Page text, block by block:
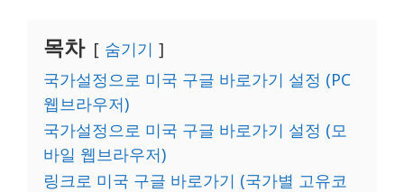
목차
숨기기
국가설정으로 미국 구글 바로가기 설정 (PC
웹브라우저)
국가설정으로 미국 구글 바로가기 설정 (모
바일 웹브라우저)
링크로 미국 구글 바로가기 (국가별 고유코